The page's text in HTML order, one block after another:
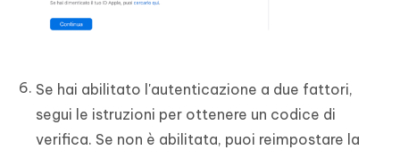
Se hai abilitato l'autenticazione a due fattori,
segui le istruzioni per ottenere un codice di
verifica. Se non è abilitata, puoi reimpostare la